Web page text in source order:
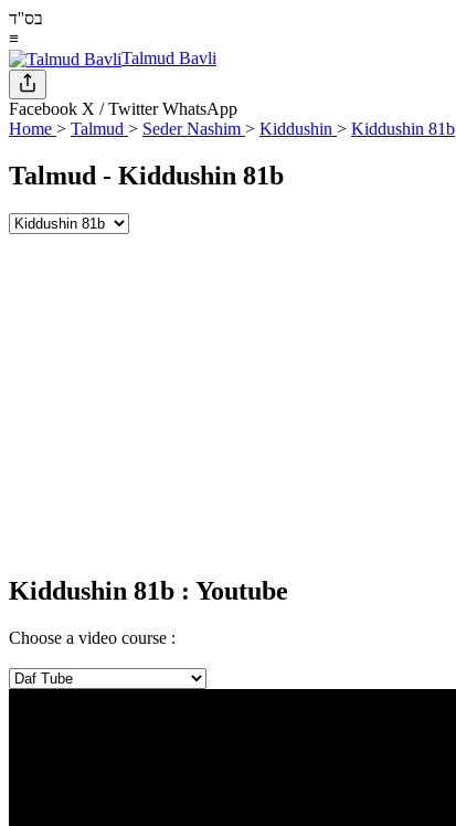
בס''ד
≡
Talmud Bavli
Facebook X / TwitterWhatsApp
Home > Talmud > Seder Nashim > Kiddushin > Kiddushin 81b
Talmud - Kiddushin 81b
Kiddushin 81b : Youtube
Choose a video course :